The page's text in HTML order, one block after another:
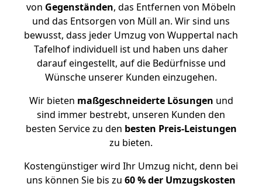
von Gegenständen, das Entfernen von Möbeln
und das Entsorgen von Müll an. Wir sind uns
bewusst, dass jeder Umzug von Wuppertal nach
Tafelhof individuell ist und haben uns daher
darauf eingestellt, auf die Bedürfnisse und
Wünsche unserer Kunden einzugehen.
Wir bieten maßgeschneiderte Lösungen und
sind immer bestrebt, unseren Kunden den
besten Service zu den besten Preis-Leistungen
zu bieten.
Kostengünstiger wird Ihr Umzug nicht, denn bei
uns können Sie bis zu 60 % der Umzugskosten